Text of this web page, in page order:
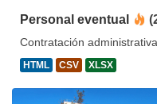
Personal eventual
Contratación
HTML CSV XLSX